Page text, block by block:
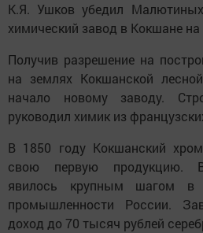
К.Я. Ушков убедил
химический завод в Кокшане
Получив разрешение на
на землях Кокшанской
начало новому заводу.
руководил химик из
В 1850 году Кокшанский
свою первую продукцию.
явилось крупным шагом в
промышленности России.
доход до 70 тысяч рублей